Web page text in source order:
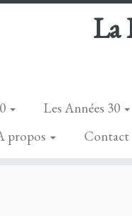
La
Les Années 30
propos Contact